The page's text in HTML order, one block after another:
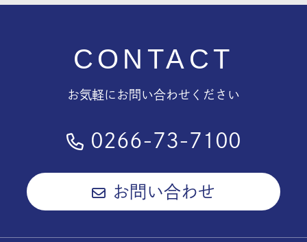
CONTACT
お気軽にお問い合わせください
0266-73-7100
お問い合わせ